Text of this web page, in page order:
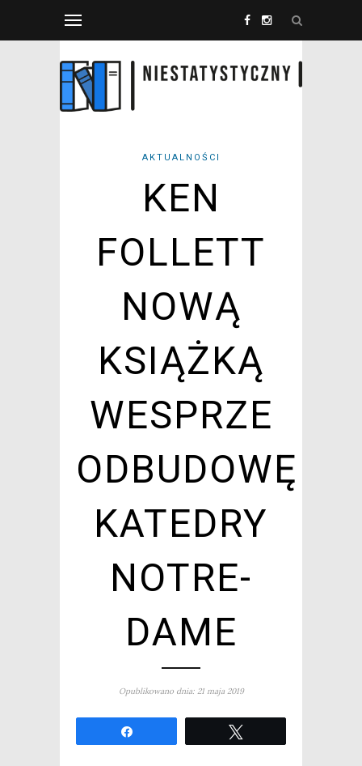
AKTUALNOŚCI
KEN
FOLLETT
NOWĄ
KSIĄŻKĄ
WESPRZE
ODBUDOWĘ
KATEDRY
NOTRE-
DAME
Opublikowano dnia: 21 maja 2019